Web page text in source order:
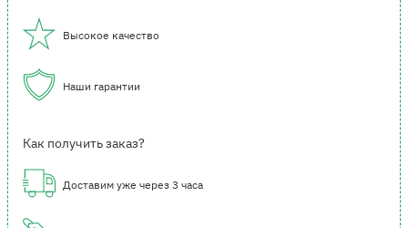
Высокое качество
Наши гарантии
Как получить заказ?
Доставим уже через 3 часа